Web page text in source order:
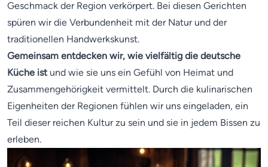
Geschmack der Region verkörpert. Bei diesen Gerichten
spüren wir die Verbundenheit mit der Natur und der
traditionellen Handwerkskunst.
Gemeinsam entdecken wir, wie vielfältig die deutsche
Küche istund wie sie uns ein Gefühl von Heimat und
Zusammengehörigkeit vermittelt. Durch die kulinarischen
Eigenheiten der Regionen fühlen wir uns eingeladen, ein
Teil dieser reichen Kultur zu sein und sie in jedem Bissen zu
erleben.